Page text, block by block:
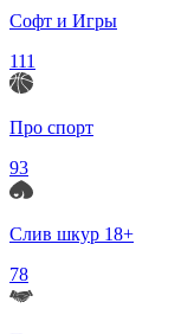
Софт и Игры
111
Про спорт
93
Слив шкур 18+
78